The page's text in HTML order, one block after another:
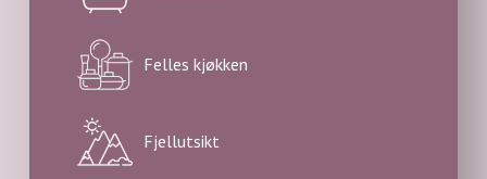
Felles kjøkken
Fjellutsikt